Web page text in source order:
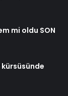
mi oldu SON
kürsüsünde